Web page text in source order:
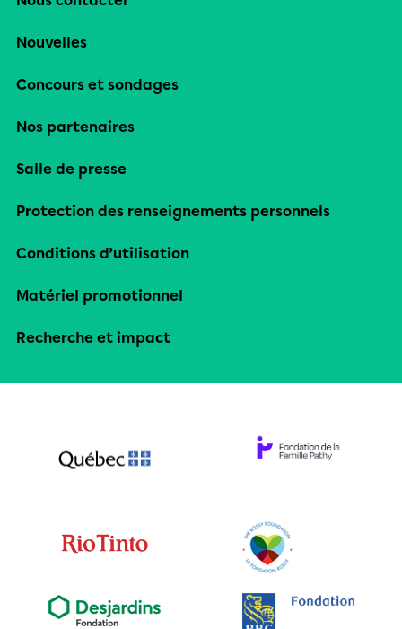
Nouvelles
Concours et sondages
Nos partenaires
Salle de presse
Protection des renseignements personnels
Conditions d’utilisation
Matériel promotionnel
Recherche et impact